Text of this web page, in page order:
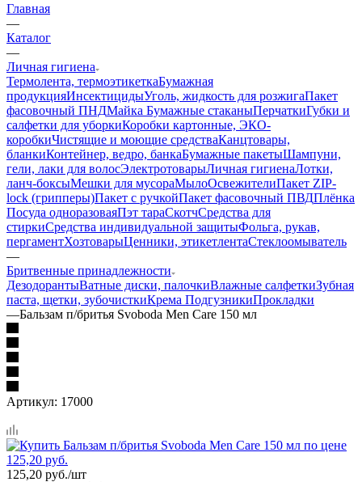
Главная
—
Каталог
—
Личная гигиена
Термолента, термоэтикеткаБумажная
продукцияИнсектицидыУголь, жидкость для розжигаПакет
фасовочный ПНДМайка Бумажные стаканыПерчаткиГубки и
салфетки для уборкиКоробки картонные, ЭКО-
коробкиЧистящие и моющие средстваКанцтовары,
бланкиКонтейнер, ведро, банкаБумажные пакетыШампуни,
гели, лаки для волосЭлектротоварыЛичная гигиенаЛотки,
ланч-боксыМешки для мусораМылоОсвежителиПакет ZIP-
lock (грипперы)Пакет с ручкойПакет фасовочный ПВДПлёнка
Посуда одноразоваяПэт тараСкотчСредства для
стиркиСредства индивидуальной защитыФольга, рукав,
пергаментХозтоварыЦенники, этикетлентаСтеклоомыватель
—
Бритвенные принадлежности
ДезодорантыВатные диски, палочкиВлажные салфеткиЗубная
паста, щетки, зубочисткиКрема ПодгузникиПрокладки
—Бальзам п/бритья Svoboda Men Care 150 мл
Артикул: 17000
125,20 руб./шт